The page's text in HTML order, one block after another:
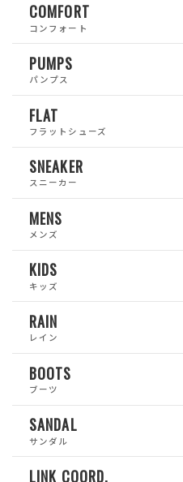
COMFORT
コンフォート
PUMPS
パンプス
FLAT
フラットシューズ
SNEAKER
スニーカー
MENS
メンズ
KIDS
キッズ
RAIN
レイン
BOOTS
ブーツ
SANDAL
サンダル
LINK COORD.